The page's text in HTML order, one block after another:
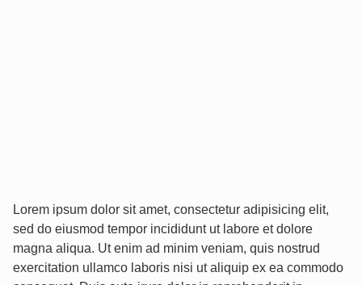
Lorem ipsum dolor sit amet, consectetur adipisicing elit,
sed do eiusmod tempor incididunt ut labore et dolore
magna aliqua. Ut enim ad minim veniam, quis nostrud
exercitation ullamco laboris nisi ut aliquip ex ea commodo